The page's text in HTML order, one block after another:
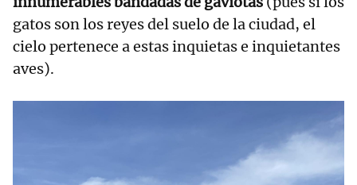
gatos son los reyes del suelo de la ciudad, el
cielo pertenece a estas inquietas e inquietantes
aves).